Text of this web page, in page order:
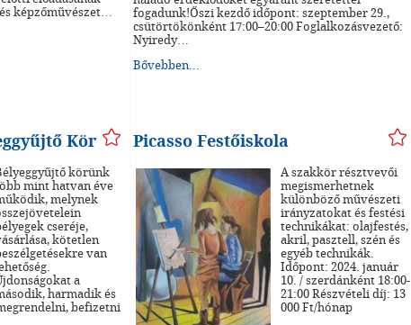
képzőművészet…
fogadunk!Őszi kezdő időpont: szeptember 29.,
csütörtökönként 17:00–20:00 Foglalkozásvezető:
Nyiredy…
Bővebben...
Kör
körünk
mint hatvan éve
melynek
cseréje,
kötetlen
van
a
harmadik és
befizetni
Picasso Festőiskola
A szakkör résztvevői
megismerhetnek
különböző művészeti
irányzatokat és festési
technikákat: olajfestés,
akril, pasztell, szén és
egyéb technikák.
Időpont: 2024. január
10. / szerdánként 18:00-
21:00 Részvételi díj: 13
000 Ft/hónap